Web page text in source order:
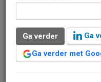
Syntrus Achmea Real
Amsterdam namens
pensioenfondsen 147
Ga verder
Ga
Ga verder met